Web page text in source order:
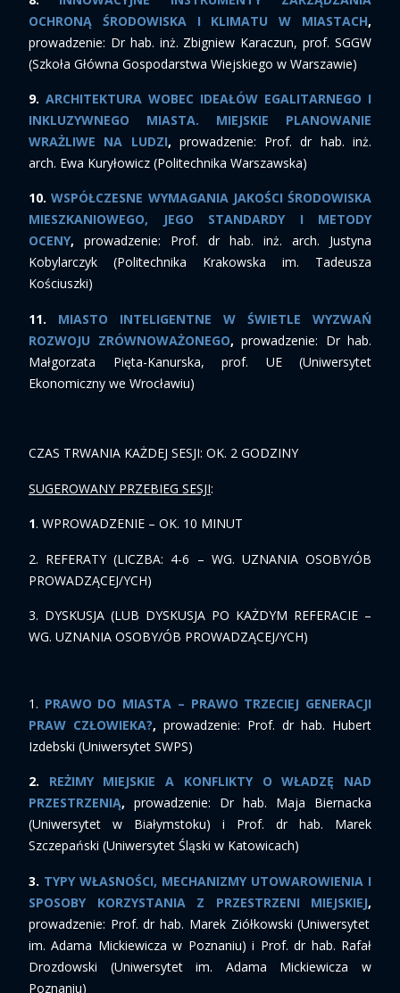
OCHRONĄ ŚRODOWISKA I KLIMATU W MIASTACH,
prowadzenie: Dr hab. inż. Zbigniew Karaczun, prof. SGGW
(Szkoła Główna Gospodarstwa Wiejskiego w Warszawie)
9. ARCHITEKTURA WOBEC IDEAŁÓW EGALITARNEGO I
INKLUZYWNEGO MIASTA. MIEJSKIE PLANOWANIE
WRAŻLIWE NA LUDZI, prowadzenie: Prof. dr hab. inż.
arch. Ewa Kuryłowicz (Politechnika Warszawska)
10.WSPÓŁCZESNE WYMAGANIA JAKOŚCI ŚRODOWISKA
MIESZKANIOWEGO, JEGO STANDARDY I METODY
OCENY, prowadzenie: Prof. dr hab. inż. arch. Justyna
Kobylarczyk (Politechnika Krakowska im. Tadeusza
Kościuszki)
11. MIASTO INTELIGENTNE W ŚWIETLE WYZWAŃ
ROZWOJU ZRÓWNOWAŻONEGO, prowadzenie: Dr hab.
Małgorzata Pięta-Kanurska, prof. UE (Uniwersytet
Ekonomiczny we Wrocławiu)
CZAS TRWANIA KAŻDEJ SESJI: OK. 2 GODZINY
SUGEROWANY PRZEBIEG SESJI:
1. WPROWADZENIE – OK. 10 MINUT
2. REFERATY (LICZBA: 4-6 – WG. UZNANIA OSOBY/ÓB
PROWADZĄCEJ/YCH)
3. DYSKUSJA (LUB DYSKUSJA PO KAŻDYM REFERACIE –
WG. UZNANIA OSOBY/ÓB PROWADZĄCEJ/YCH)
1. PRAWO DO MIASTA – PRAWO TRZECIEJ GENERACJI
PRAW CZŁOWIEKA?, prowadzenie: Prof. dr hab. Hubert
Izdebski (Uniwersytet SWPS)
2. REŻIMY MIEJSKIE A KONFLIKTY O WŁADZĘ NAD
PRZESTRZENIĄ, prowadzenie: Dr hab. Maja Biernacka
(Uniwersytet w Białymstoku) i Prof. dr hab. Marek
Szczepański (Uniwersytet Śląski w Katowicach)
3. TYPY WŁASNOŚCI, MECHANIZMY UTOWAROWIENIA I
SPOSOBY KORZYSTANIA Z PRZESTRZENI MIEJSKIEJ,
prowadzenie: Prof. dr hab. Marek Ziółkowski (Uniwersytet
im. Adama Mickiewicza w Poznaniu) i Prof. dr hab. Rafał
Drozdowski (Uniwersytet im. Adama Mickiewicza w
Poznaniu)